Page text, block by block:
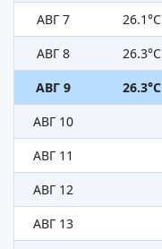
АВГ 7 26.1°C
АВГ 8
26.3°C
АВГ 9
26.3°C
АВГ 10
АВГ 11
АВГ 12
АВГ 13